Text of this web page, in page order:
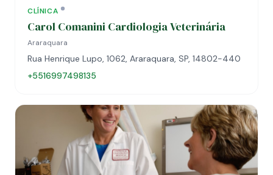
CLÍNICA
Carol Comanini Cardiologia Veterinária
Araraquara
Rua Henrique Lupo, 1062, Araraquara, SP, 14802-440
+5516997498135